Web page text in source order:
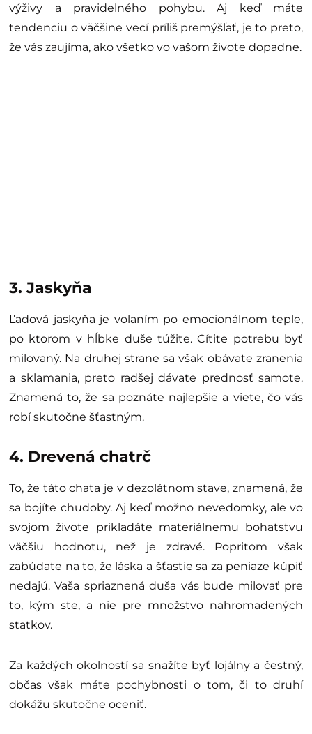
výživy a pravidelného pohybu. Aj keď máte
tendenciu o väčšine vecí príliš premýšľať, je to preto,
že vás zaujíma, ako všetko vo vašom živote dopadne.
3. Jaskyňa
Ľadová jaskyňa je volaním po emocionálnom teple,
po ktorom v hĺbke duše túžite. Cítite potrebu byť
milovaný. Na druhej strane sa však obávate zranenia
a sklamania, preto radšej dávate prednosť samote.
Znamená to, že sa poznáte najlepšie a viete, čo vás
robí skutočne šťastným.
4. Drevená chatrč
To, že táto chata je v dezolátnom stave, znamená, že
sa bojíte chudoby. Aj keď možno nevedomky, ale vo
svojom živote prikladáte materiálnemu bohatstvu
väčšiu hodnotu, než je zdravé. Popritom však
zabúdate na to, že láska a šťastie sa za peniaze kúpiť
nedajú. Vaša spriaznená duša vás bude milovať pre
to, kým ste, a nie pre množstvo nahromadených
statkov.
Za každých okolností sa snažíte byť lojálny a čestný,
občas však máte pochybnosti o tom, či to druhí
dokážu skutočne oceniť.